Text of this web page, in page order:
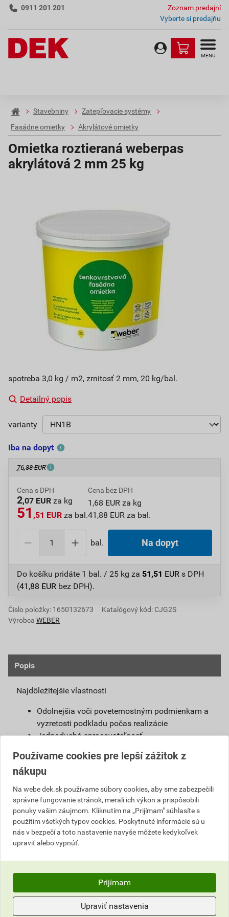
0911 201 201
Zoznam predajní
Vyberte si predajňu
MENU
Stavebniny
Zatepľovacie systémy
Fasádne omietky
Akrylátové omietky
Omietka roztieraná weberpas
akrylátová 2 mm 25 kg
spotreba 3,0 kg / m2, zrnitosť 2 mm, 20 kg/bal.
Detailný popis
varianty
Iba na dopyt
76,88 EUR
Cena s DPH
2,07 EUR za kg
51 ,51 EUR za bal.
Cena bez DPH
1,68 EUR za kg
41,88 EUR za bal.
bal. Na dopyt
Do košíku pridáte 1 bal. / 25 kg za 51,51 EUR s DPH
(41,88 EUR bez DPH).
Číslo položky: 1650132673
Katalógový kód: CJG2S
Výrobca WEBER
Popis
Najdôležitejšie vlastnosti
Odolnejšia voči poveternostným podmienkam a
vyzretosti podkladu počas realizácie
Jednoduchá spracovateľnosť
Vysoká vodoodpudivosť
Možnosť namiešať vo farebnom odtieni podľa
želania zákazníkov
Definícia
Jednoducho spracovateľná, umývateľná
pastovitá omietka vyrobená na báze akrylátovej
živice. Je pripravená na priame použitie na
podkladový náter weber 700.
Omietka slúži na ochranu stavby pred
Používame cookies pre lepší zážitok z
nákupu
Na webe dek.sk používame súbory cookies, aby sme zabezpečili
správne fungovanie stránok, merali ich výkon a prispôsobili
ponuky vašim záujmom. Kliknutím na „Prijímam" súhlasíte s
použitím všetkých typov cookies. Poskytnuté informácie sú u
nás v bezpečí a toto nastavenie navyše môžete kedykoľvek
upraviť alebo vypnúť.
Prijímam
Upraviť nastavenia